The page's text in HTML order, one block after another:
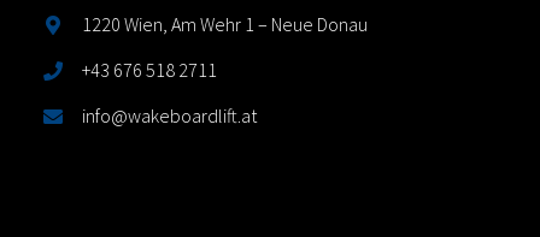
1220 Wien, Am Wehr 1 – Neue Donau
+43 676 518 2711
info@wakeboardlift.at